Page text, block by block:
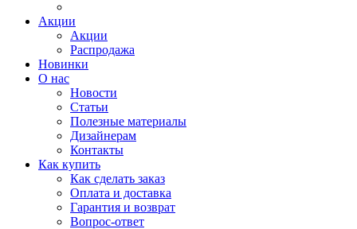
Акции
Акции
Распродажа
Новинки
О нас
Новости
Статьи
Полезные материалы
Дизайнерам
Контакты
Как купить
Как сделать заказ
Оплата и доставка
Гарантия и возврат
Вопрос-ответ